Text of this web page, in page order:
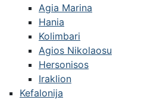
Agia Marina
Hania
Kolimbari
Agios Nikolaosu
Hersonisos
Iraklion
Kefalonija